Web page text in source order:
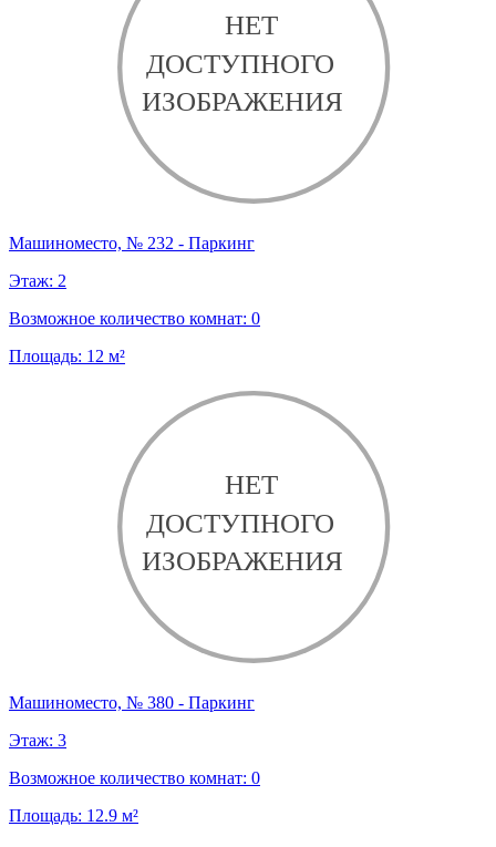
Машиноместо, № 232 - Паркинг
Этаж: 2
Возможное количество комнат: 0
Площадь: 12 м²
Машиноместо, № 380 - Паркинг
Этаж: 3
Возможное количество комнат: 0
Площадь: 12.9 м²